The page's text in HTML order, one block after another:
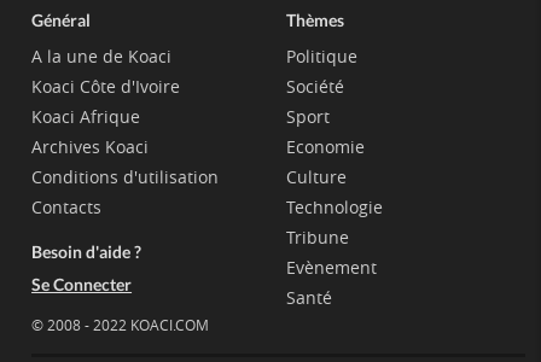
Général
A la une de Koaci
Koaci Côte d'Ivoire
Koaci Afrique
Archives Koaci
Conditions d'utilisation
Contacts
Besoin d'aide ?
Se Connecter
© 2008 - 2022 KOACI.COM
Thèmes
Politique
Société
Sport
Economie
Culture
Technologie
Tribune
Evènement
Santé